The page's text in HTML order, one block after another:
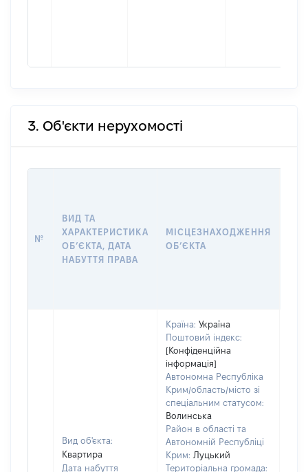
3. Об'єкти нерухомості
№
ВИД ТА
ХАРАКТЕРИСТИКА
ОБʼЄКТА, ДАТА
НАБУТТЯ ПРАВА
МІСЦЕЗНАХОДЖЕННЯ
ОБʼЄКТА
Вид об'єкта:
Квартира
Дата набуття
Країна: Україна
Поштовий індекс:
[Конфіденційна
інформація]
Автономна Республіка
Крим/область/місто зі
спеціальним статусом:
Волинська
Район в області та
Автономній Республіці
Крим: Луцький
Територіальна громада: